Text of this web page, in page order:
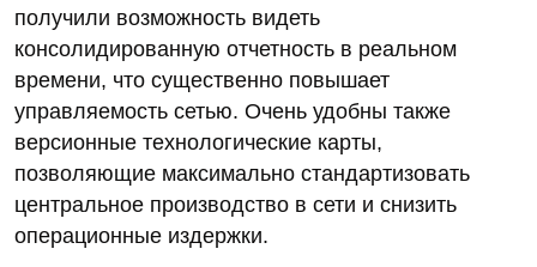
получили возможность видеть
консолидированную отчетность в реальном
времени, что существенно повышает
управляемость сетью. Очень удобны также
версионные технологические карты,
позволяющие максимально стандартизовать
центральное производство в сети и снизить
операционные издержки.